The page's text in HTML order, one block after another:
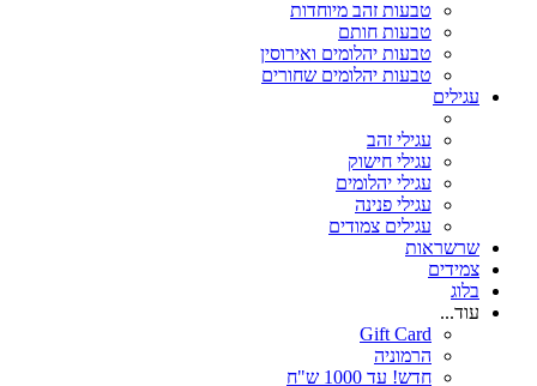
טבעות זהב מיוחדות
טבעות חותם
טבעות יהלומים ואירוסין
טבעות יהלומים שחורים
עגילים
עגילי זהב
עגילי חישוק
עגילי יהלומים
עגילי פנינה
עגילים צמודים
שרשראות
צמידים
בלוג
עוד...
Gift Card
הרמוניה
חדש! עד 1000 ש"ח